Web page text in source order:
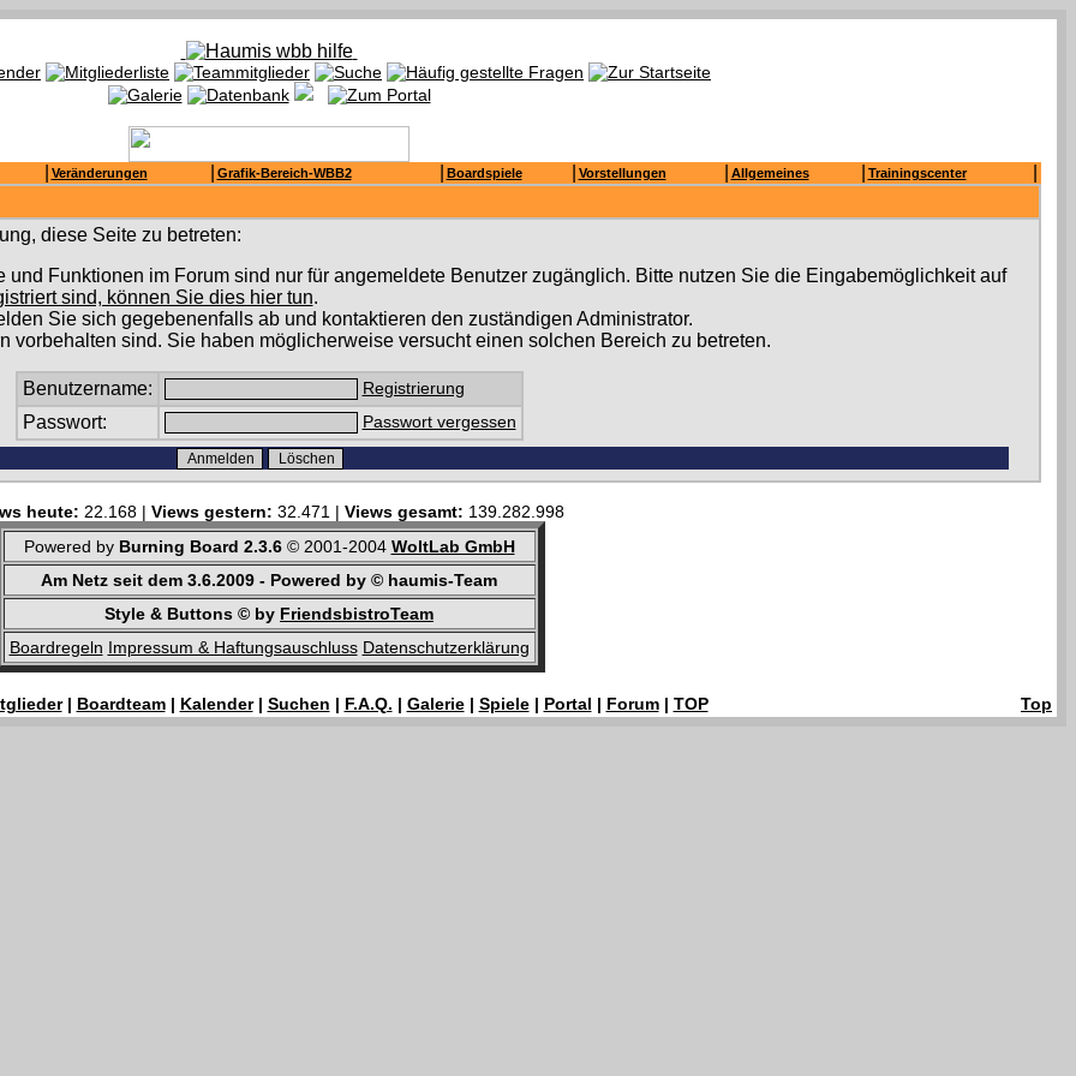
Veränderungen Grafik-Bereich-WBB2 Boardspiele Vorstellungen Allgemeines Trainingscenter
diese Seite zu betreten:
Funktionen im Forum sind nur für angemeldete Benutzer zugänglich. Bitte nutzen Sie die Eingabemöglichkeit auf
sind, können Sie dies hier tun.
Sie sich gegebenenfalls ab und kontaktieren den zuständigen Administrator.
vorbehalten sind. Sie haben möglicherweise versucht einen solchen Bereich zu betreten.
Benutzername: Registrierung
Passwort: Passwort vergessen
heute: 22.168 | Views gestern: 32.471 | Views gesamt: 139.282.998
Powered by Burning Board 2.3.6© 2001-2004 WoltLab GmbH
Am Netz seit dem 3.6.2009 - Powered by © haumis-Team
Style & Buttons © by FriendsbistroTeam
Boardregeln Impressum & Haftungsauschluss Datenschutzerklärung
| Boardteam| Kalender| Suchen | F.A.Q. | Galerie| Spiele| Portal | Forum| TOP Top